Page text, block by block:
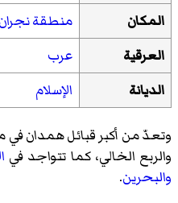
المكان
منطقة نجران
العرقية
عرب
الديانة
الإسلام
وتعدّ من أكبر قبائل همدان
والربع الخالي، كما تتواجد في
والبحرين.